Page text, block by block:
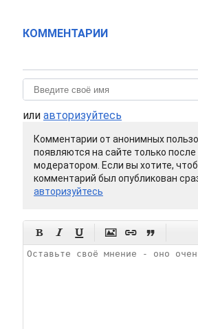
КОММЕНТАРИИ
или авторизуйтесь
Комментарии от анонимных
появляются на сайте только после
модератором. Если вы хотите,
комментарий был опубликован
авторизуйтесь
     